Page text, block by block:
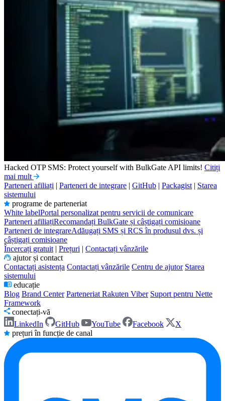
Hacked OTP SMS: Protect yourself with BulkGate API limits! Citiți
mai mult
Parteneri afiliați | Parteneri de integrare | GitHub | Packagist | Starea
sistemului
programe de parteneriat
White labelPortal personalizat pentru servicii de comunicare
Parteneri afiliațiRecomandați BulkGate și câștigați comisioane
Parteneri de integrareAdăugați SMS și RCS în produsul dvs. și
câștigați comisioane
Încercați gratuit | Prețuri | Contactați vânzările
ajutor și contact
Contactați asistența Contactați vânzările Centru de ajutor Starea
sistemului
educație
Blog Brand Center Parteneriat Rakuten Viber Suport pentru Nette
Framework
conectați-vă
LinkedIn
GitHub YouTube Facebook
X
prețuri în funcție de canal